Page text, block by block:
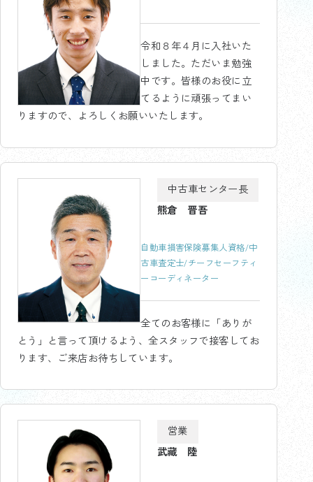
令和８年４月に入社いた
しました。ただいま勉強
中です。皆様のお役に立
てるように頑張ってまい
りますので、よろしくお願いいたします。
中古車センター長
熊倉 晋吾
自動車損害保険募集人資格/中
古車査定士/チーフセーフティ
ーコーディネーター
全てのお客様に「ありが
とう」と言って頂けるよう、全スタッフで接客してお
ります、ご来店お待ちしています。
営業
武藏 陸